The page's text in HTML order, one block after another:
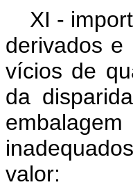
XI -
derivados e
vícios de
da